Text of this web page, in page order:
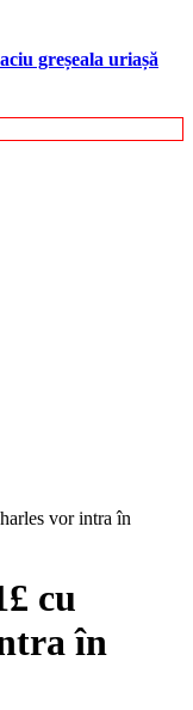
greșeala uriașă
vor intra în
cu
în